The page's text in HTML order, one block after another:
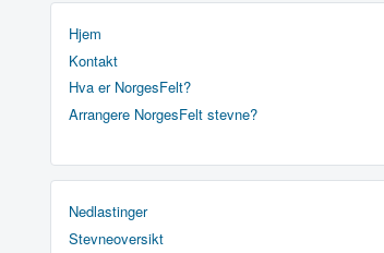
Hjem
Kontakt
Hva er NorgesFelt?
Arrangere NorgesFelt stevne?
Nedlastinger
Stevneoversikt